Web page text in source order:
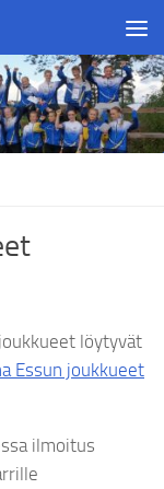
löytyvät
Essun joukkueet
ilmoitus